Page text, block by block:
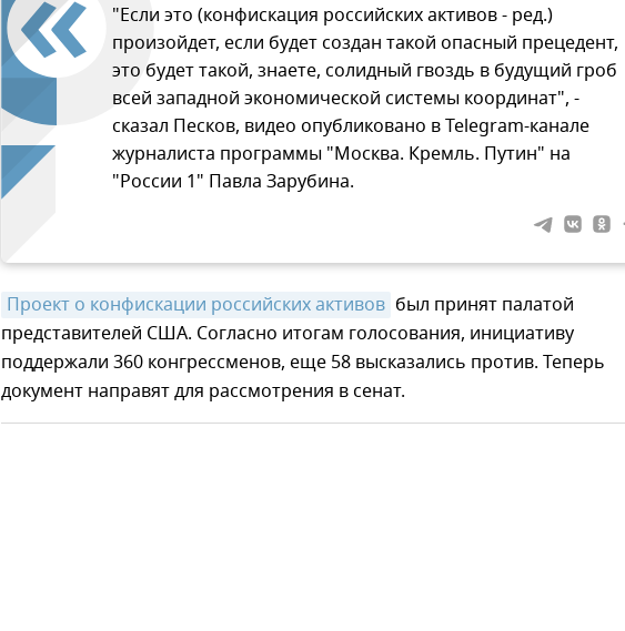
"Если это (конфискация российских активов - ред.)
произойдет, если будет создан такой опасный прецедент,
это будет такой, знаете, солидный гвоздь в будущий гроб
всей западной экономической системы координат", -
сказал Песков, видео опубликовано в Telegram-канале
журналиста программы "Москва. Кремль. Путин" на
"России 1" Павла Зарубина.
Проект о конфискации российских активов был принят палатой
представителей США. Согласно итогам голосования, инициативу
поддержали 360 конгрессменов, еще 58 высказались против. Теперь
документ направят для рассмотрения в сенат.